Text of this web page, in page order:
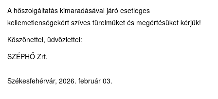
A hőszolgáltatás kimaradásával járó esetleges
kellemetlenségekért szíves türelmüket és megértésüket kérjük!
Köszönettel, üdvözlettel:
SZÉPHŐ Zrt.
Székesfehérvár, 2026. február 03.